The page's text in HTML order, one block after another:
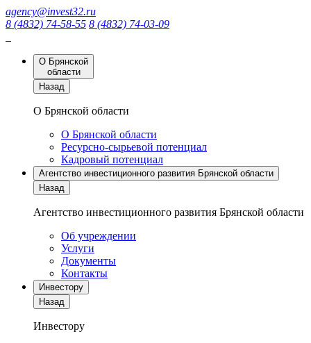
agency@invest32.ru
8 (4832) 74-58-55 8 (4832) 74-03-09
О Брянской
области
Назад
О Брянской области
О Брянской области
Ресурсно-сырьевой потенциал
Кадровый потенциал
Агентство инвестиционного развития Брянской области
Назад
Агентство инвестиционного развития Брянской области
Об учреждении
Услуги
Документы
Контакты
Инвестору
Назад
Инвестору